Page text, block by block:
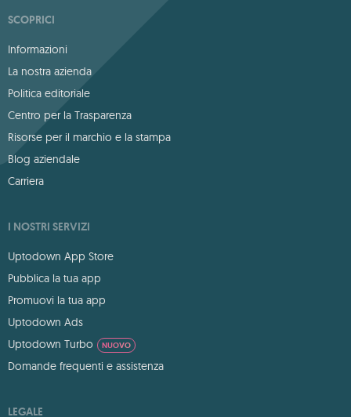
SCOPRICI
Informazioni
La nostra azienda
Politica editoriale
Centro per la Trasparenza
Risorse per il marchio e la stampa
Blog aziendale
Carriera
I NOSTRI SERVIZI
Uptodown App Store
Pubblica la tua app
Promuovi la tua app
Uptodown Ads
Uptodown Turbo
NUOVO
Domande frequenti e assistenza
LEGALE